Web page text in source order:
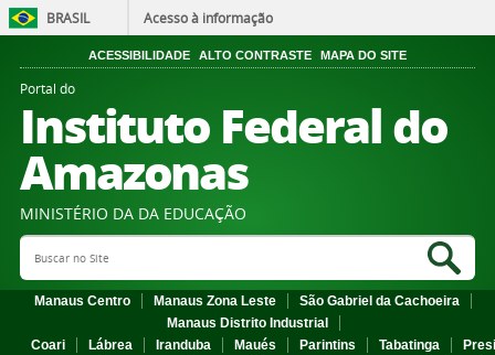
BRASIL Acesso à informação
ACESSIBILIDADE ALTO CONTRASTE MAPA DO SITE
Portal do
Instituto Federal do
Amazonas
MINISTÉRIO DA DA EDUCAÇÃO
Search Site
Manaus Centro Manaus Zona Leste
São Gabriel da Cachoeira
Manaus Distrito Industrial
Coari
Lábrea Iranduba Maués Parintins Tabatinga